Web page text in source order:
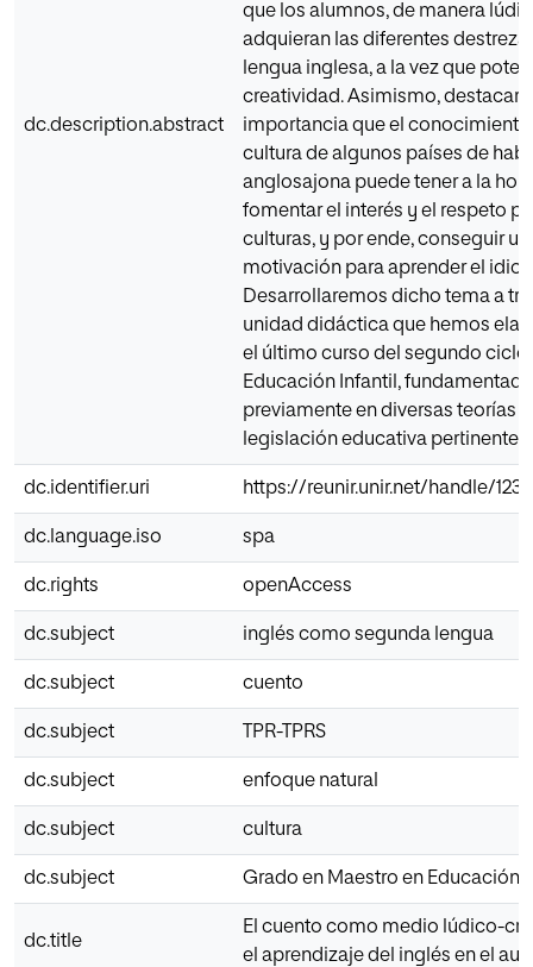
dc.description.abstract
que los alumnos, de manera
adquieran las diferentes
lengua inglesa, a la vez que
creatividad. Asimismo,
importancia que el conocimiento
cultura de algunos países de
anglosajona puede tener a la
fomentar el interés y el respeto
culturas, y por ende, conseguir
motivación para aprender el
Desarrollaremos dicho tema a
unidad didáctica que hemos
el último curso del segundo ciclo
Educación Infantil, fundamentada
previamente en diversas teorías y
legislación educativa pertinente
dc.identifier.uri https://reunir.unir.net/handle/
dc.language.iso spa
dc.rights openAccess
dc.subject inglés como segunda lengua
dc.subject cuento
dc.subject TPR-TPRS
dc.subject enfoque natural
dc.subject cultura
dc.subject Grado en Maestro en Educación
dc.title
El cuento como medio lúdico-
el aprendizaje del inglés en el